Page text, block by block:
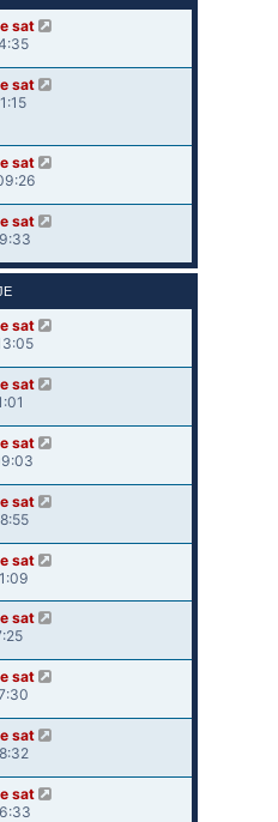
sat
sat
sat
sat
sat
sat
sat
sat
sat
sat
sat
sat
sat